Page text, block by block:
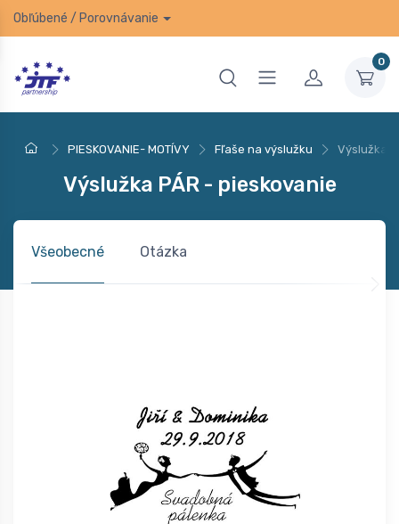
Obľúbené / Porovnávanie
0
PIESKOVANIE- MOTÍVY Fľaše na výslužku Výslužka
Výslužka PÁR - pieskovanie
Všeobecné Otázka